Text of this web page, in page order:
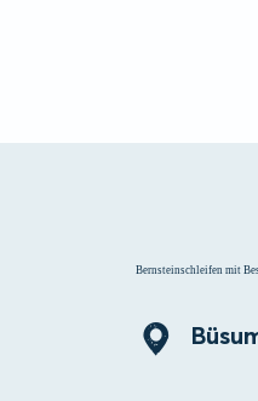
Bernsteinschleifen mit